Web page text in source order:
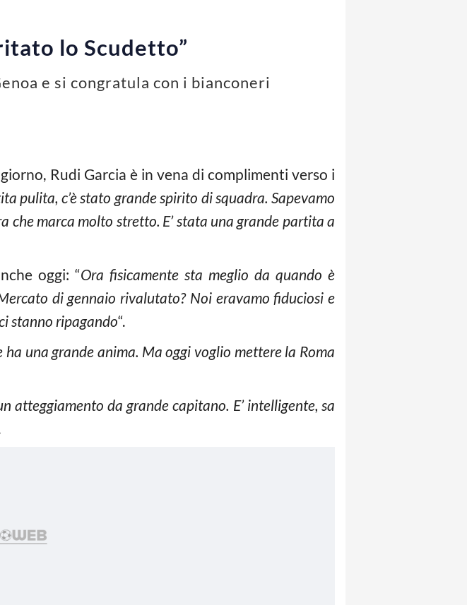
lo Scudetto”
e si congratula con i bianconeri
Rudi Garcia è in vena di complimenti verso i
pulita, c’è stato grande spirito di squadra. Sapevamo
che marca molto stretto. E’ stata una grande partita a
oggi: “Ora fisicamente sta meglio da quando è
di gennaio rivalutato? Noi eravamo fiduciosi e
stanno ripagando“.
ha una grande anima. Ma oggi voglio mettere la Roma
atteggiamento da grande capitano. E’ intelligente, sa